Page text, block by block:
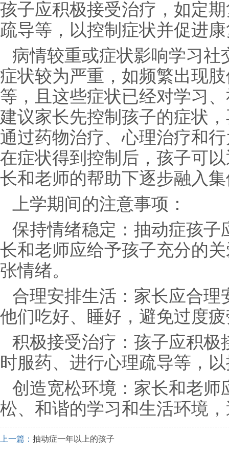
孩子应积极接受治疗，如定
疏导等，以控制症状并促进
病情较重或症状影响学习
症状较为严重，如频繁出现
等，且这些症状已经对学习
建议家长先控制孩子的症状
通过药物治疗、心理治疗和
在症状得到控制后，孩子可
长和老师的帮助下逐步融入
上学期间的注意事项：
保持情绪稳定：抽动症孩
长和老师应给予孩子充分的
张情绪。
合理安排生活：家长应合
他们吃好、睡好，避免过度
积极接受治疗：孩子应积
时服药、进行心理疏导等，
创造宽松环境：家长和老师
松、和谐的学习和生活环境
上一篇： 抽动症一年以上的孩子